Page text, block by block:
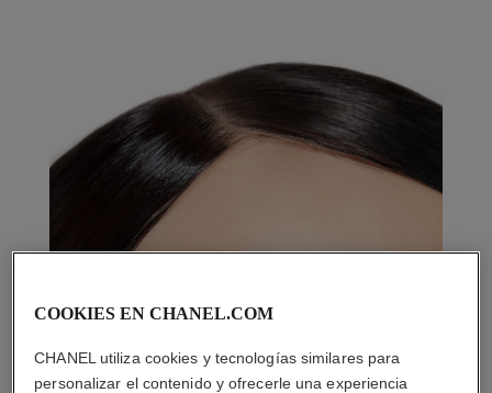
COOKIES EN CHANEL.COM
CHANEL utiliza cookies y tecnologías similares para
personalizar el contenido y ofrecerle una experiencia